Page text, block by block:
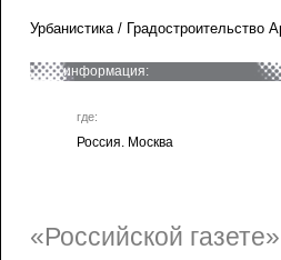
Урбанистика / Градостроительство
информация:
где:
Россия. Москва
«Российской